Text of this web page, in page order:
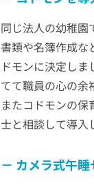
同じ法人の幼稚園
書類や名簿作成な
ドモンに決定し
てて職員の心の余
またコドモンの
士と相談して導入
カメラ式午睡